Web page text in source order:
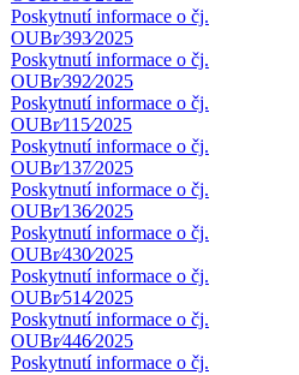
Poskytnutí informace o čj.
OUBr⁄393⁄2025
Poskytnutí informace o čj.
OUBr⁄392⁄2025
Poskytnutí informace o čj.
OUBr⁄115⁄2025
Poskytnutí informace o čj.
OUBr⁄137⁄2025
Poskytnutí informace o čj.
OUBr⁄136⁄2025
Poskytnutí informace o čj.
OUBr⁄430⁄2025
Poskytnutí informace o čj.
OUBr⁄514⁄2025
Poskytnutí informace o čj.
OUBr⁄446⁄2025
Poskytnutí informace o čj.